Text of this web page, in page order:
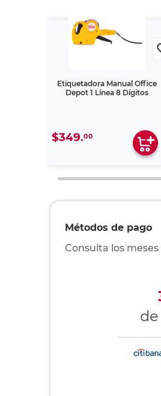
Etiquetadora Manual Office
Depot 1 Línea 8 Dígitos
$349.00
Métodos de pago
Consulta los
de